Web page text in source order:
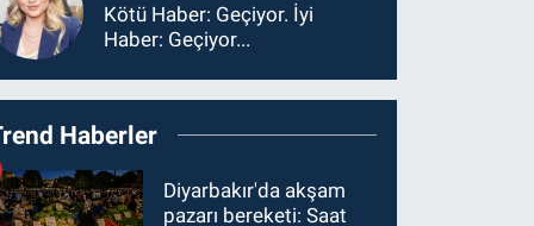
Kötü Haber: Geçiyor. İyi
Haber: Geçiyor...
Haberler
Diyarbakır'da akşam
pazarı bereketi: Saat